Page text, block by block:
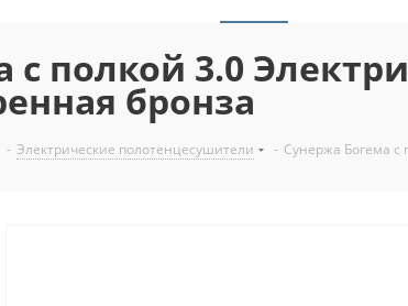
с полкой 3.0
бронза
- Электрические полотенцесушители - Сунержа Богема с